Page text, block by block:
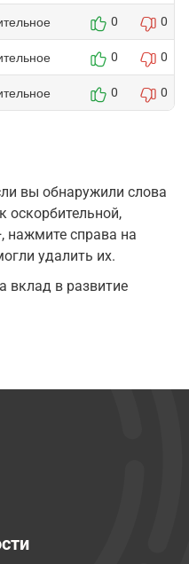
0 0
0 0
0 0
вы обнаружили слова
оскорбительной,
нажмите справа на
удалить их.
вклад в развитие